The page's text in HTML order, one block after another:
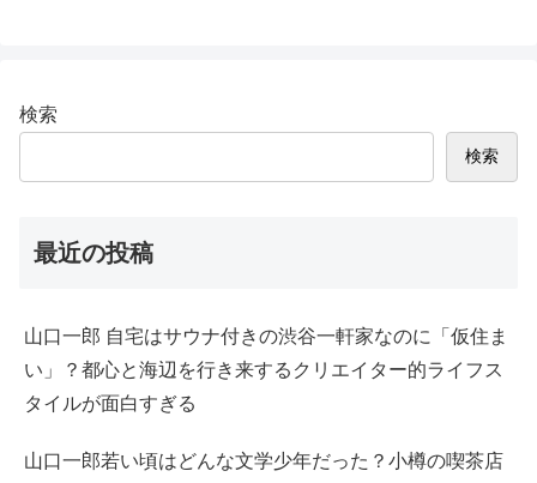
検索
検索
最近の投稿
山口一郎 自宅はサウナ付きの渋谷一軒家なのに「仮住ま
い」？都心と海辺を行き来するクリエイター的ライフス
タイルが面白すぎる
山口一郎若い頃はどんな文学少年だった？小樽の喫茶店